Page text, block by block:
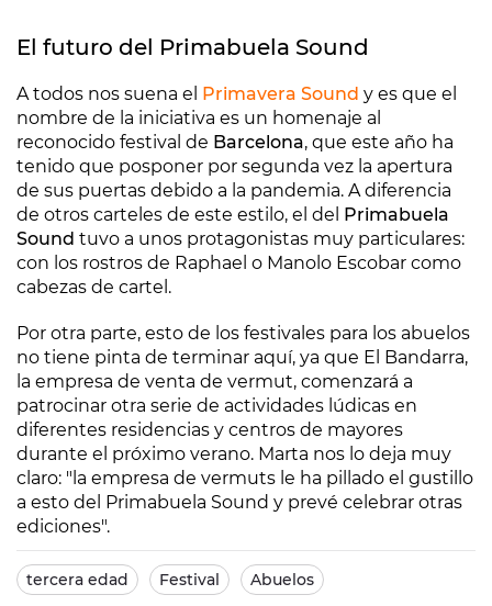
El futuro del Primabuela Sound
A todos nos suena el Primavera Sound y es que el
nombre de la iniciativa es un homenaje al
reconocido festival de Barcelona, que este año ha
tenido que posponer por segunda vez la apertura
de sus puertas debido a la pandemia. A diferencia
de otros carteles de este estilo, el del Primabuela
Sound tuvo a unos protagonistas muy particulares:
con los rostros de Raphael o Manolo Escobar como
cabezas de cartel.
Por otra parte, esto de los festivales para los abuelos
no tiene pinta de terminar aquí, ya que El Bandarra,
la empresa de venta de vermut, comenzará a
patrocinar otra serie de actividades lúdicas en
diferentes residencias y centros de mayores
durante el próximo verano. Marta nos lo deja muy
claro: "la empresa de vermuts le ha pillado el gustillo
a esto del Primabuela Sound y prevé celebrar otras
ediciones".
tercera edad Festival Abuelos